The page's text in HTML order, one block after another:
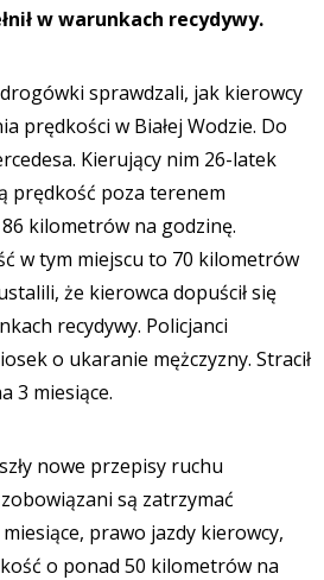
w warunkach recydywy.
sprawdzali, jak kierowcy
prędkości w Białej Wodzie. Do
Kierujący nim 26-latek
prędkość poza terenem
kilometrów na godzinę.
w tym miejscu to 70 kilometrów
że kierowca dopuścił się
recydywy. Policjanci
o ukaranie mężczyzny. Stracił
3 miesiące.
nowe przepisy ruchu
są zatrzymać
prawo jazdy kierowcy,
o ponad 50 kilometrów na